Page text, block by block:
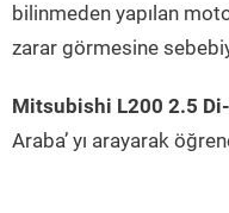
bilinmeden yapılan
zarar görmesine
Mitsubishi L200 2.5
Araba’ yı arayarak